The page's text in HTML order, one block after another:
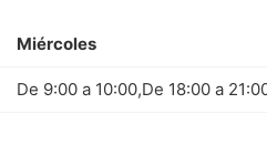
Miércoles
De 9:00 a 10:00,De 18:00 a